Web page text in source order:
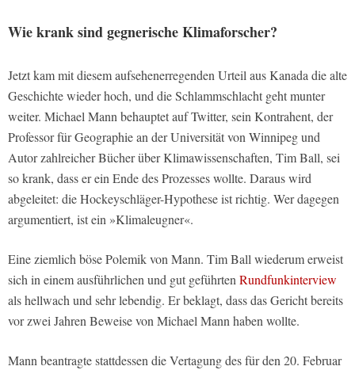
Wie krank sind gegnerische Klimaforscher?
Jetzt kam mit diesem aufsehenerregenden Urteil aus Kanada die alte
Geschichte wieder hoch, und die Schlammschlacht geht munter
weiter. Michael Mann behauptet auf Twitter, sein Kontrahent, der
Professor für Geographie an der Universität von Winnipeg und
Autor zahlreicher Bücher über Klimawissenschaften, Tim Ball, sei
so krank, dass er ein Ende des Prozesses wollte. Daraus wird
abgeleitet: die Hockeyschläger-Hypothese ist richtig. Wer dagegen
argumentiert, ist ein »Klimaleugner«.
Eine ziemlich böse Polemik von Mann. Tim Ball wiederum erweist
sich in einem ausführlichen und gut geführten Rundfunkinterview
als hellwach und sehr lebendig. Er beklagt, dass das Gericht bereits
vor zwei Jahren Beweise von Michael Mann haben wollte.
Mann beantragte stattdessen die Vertagung des für den 20. Februar